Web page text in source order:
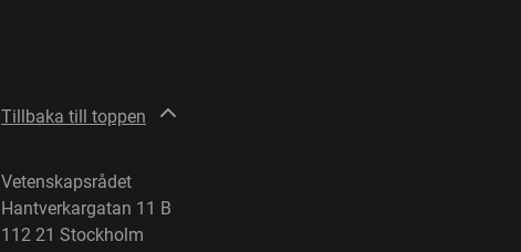
Tillbaka till toppen
Vetenskapsrådet
Hantverkargatan 11 B
112 21 Stockholm